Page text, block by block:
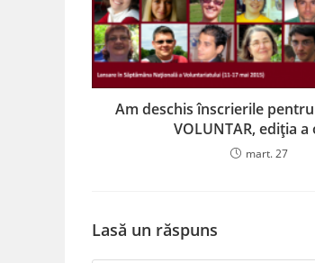
Am deschis înscrierile pentru
VOLUNTAR, ediția a
mart. 27
Lasă un răspuns